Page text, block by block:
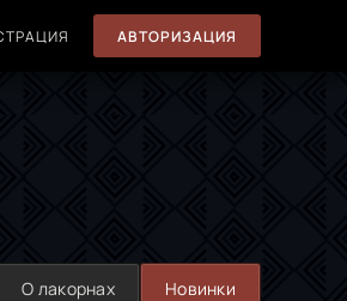
АВТОРИЗАЦИЯ
О лакорнах Новинки